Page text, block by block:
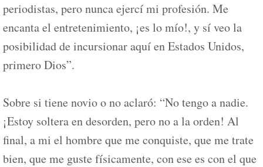
periodistas, pero nunca ejercí mi profesión. Me
encanta el entretenimiento, ¡es lo mío!, y sí veo la
posibilidad de incursionar aquí en Estados Unidos,
primero Dios”.
Sobre si tiene novio o no aclaró: “No tengo a nadie.
¡Estoy soltera en desorden, pero no a la orden! Al
final, a mi el hombre que me conquiste, que me trate
bien, que me guste físicamente, con ese es con el que